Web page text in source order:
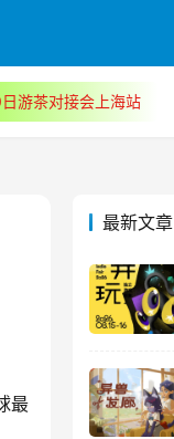
游茶对接会上海站
最
最新文章